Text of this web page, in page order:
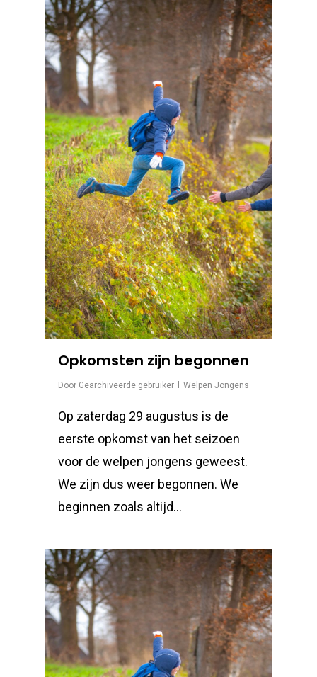
Opkomsten zijn begonnen
Door Gearchiveerde gebruiker Welpen Jongens
Op zaterdag 29 augustus is de
eerste opkomst van het seizoen
voor de welpen jongens geweest.
We zijn dus weer begonnen. We
beginnen zoals altijd…